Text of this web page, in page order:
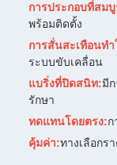
การประกอบที่สม
พร้อมติดตั้ง
การสั่นสะเทือนท
ระบบขับเคลื่อน
แบริ่งที่ปิดสนิท:มี
รักษา
ทดแทนโดยตรง:ก
คุ้มค่า:ทางเลือก